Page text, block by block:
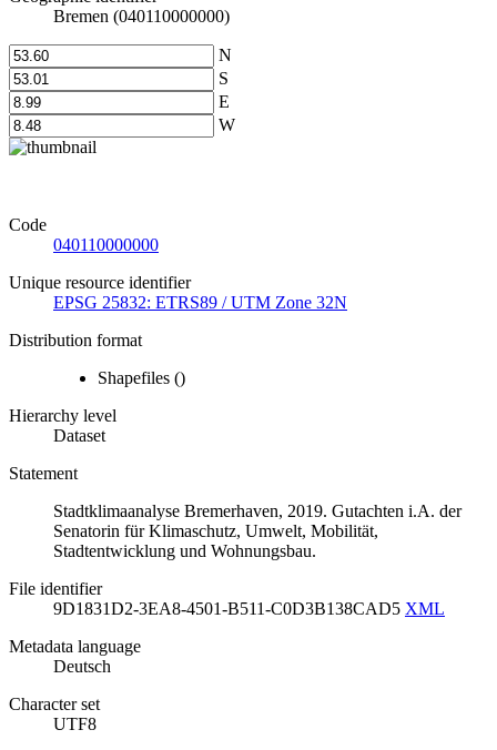
Bremen (040110000000)
N
S
E
W
Code
040110000000
Unique resource identifier
EPSG 25832: ETRS89 / UTM Zone 32N
Distribution format
Shapefiles ()
Hierarchy level
Dataset
Statement
Stadtklimaanalyse Bremerhaven, 2019. Gutachten i.A. der
Senatorin für Klimaschutz, Umwelt, Mobilität,
Stadtentwicklung und Wohnungsbau.
File identifier
9D1831D2-3EA8-4501-B511-C0D3B138CAD5 XML
Metadata language
Deutsch
Character set
UTF8